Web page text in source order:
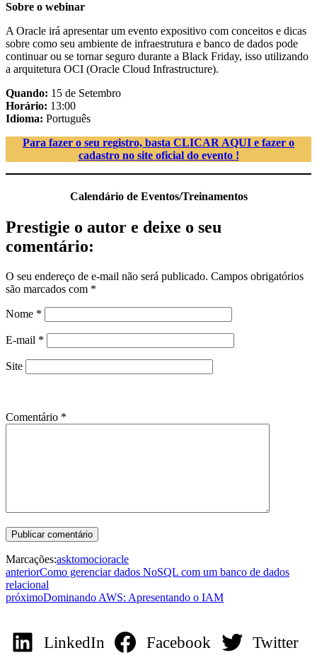
Sobre o webinar
A Oracle irá apresentar um evento expositivo com conceitos e dicas
sobre como seu ambiente de infraestrutura e banco de dados pode
continuar ou se tornar seguro durante a Black Friday, isso utilizando
a arquitetura OCI (Oracle Cloud Infrastructure).
Quando: 15 de Setembro
Horário: 13:00
Idioma: Português
Para fazer o seu registro, basta CLICAR AQUI e fazer o
cadastro no site oficial do evento !
Calendário de Eventos/Treinamentos
Prestigie o autor e deixe o seu
comentário:
O seu endereço de e-mail não será publicado. Campos obrigatórios
são marcados com *
Nome *
E-mail *
Site
Comentário *
Marcações:asktomocioracle
anteriorComo gerenciar dados NoSQL com um banco de dados
relacional
próximoDominando AWS: Apresentando o IAM
LinkedIn Facebook Twitter